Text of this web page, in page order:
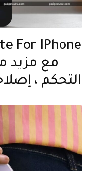
For IPhone
مع مزيد
التحكم ،